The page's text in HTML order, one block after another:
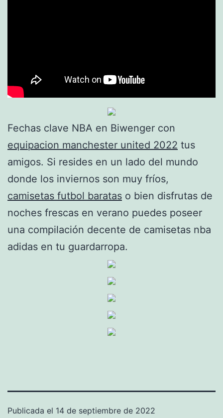
Fechas clave NBA en Biwenger con
equipacion manchester united 2022 tus
amigos. Si resides en un lado del mundo
donde los inviernos son muy fríos,
camisetas futbol baratas o bien disfrutas de
noches frescas en verano puedes poseer
una compilación decente de camisetas nba
adidas en tu guardarropa.
Publicada el 14 de septiembre de 2022